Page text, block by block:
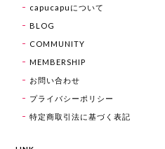
capucapuについて
BLOG
COMMUNITY
MEMBERSHIP
お問い合わせ
プライバシーポリシー
特定商取引法に基づく表記